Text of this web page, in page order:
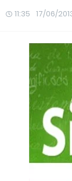
11:35 17/06/